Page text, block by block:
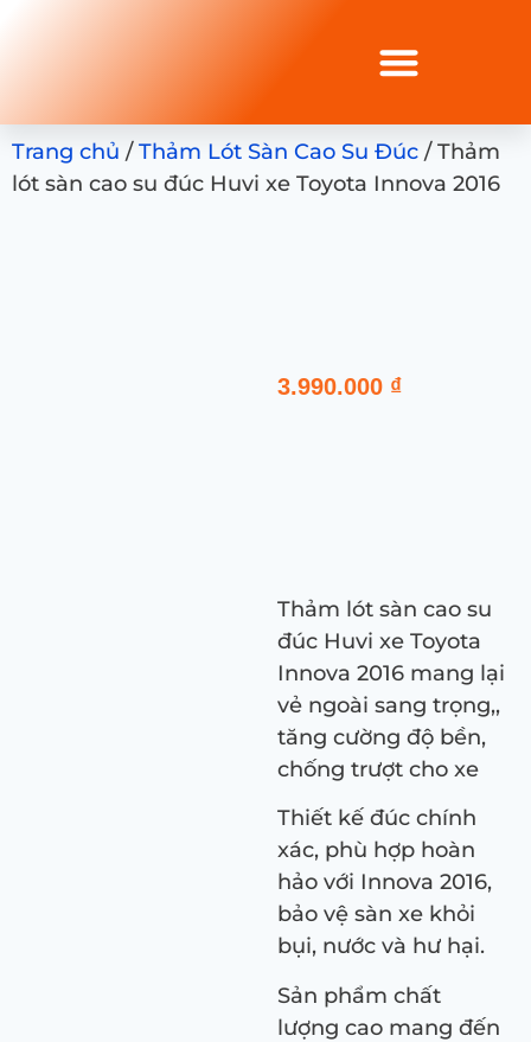
Trang chủ /Thảm Lót Sàn Cao Su Đúc / Thảm
lót sàn cao su đúc Huvi xe Toyota Innova 2016
3.990.000 ₫
Thảm lót sàn cao su
đúc Huvi xe Toyota
Innova 2016 mang lại
vẻ ngoài sang trọng,,
tăng cường độ bền,
chống trượt cho xe
Thiết kế đúc chính
xác, phù hợp hoàn
hảo với Innova 2016,
bảo vệ sàn xe khỏi
bụi, nước và hư hại.
Sản phẩm chất
lượng cao mang đến